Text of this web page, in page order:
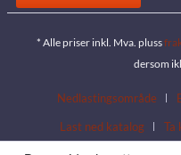
* Alle priser inkl. Mva. pluss
dersom
Nedlastingsområde
Last ned katalog
Ta